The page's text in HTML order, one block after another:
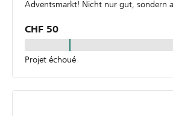
Adventsmarkt! Nicht nur gut, sondern
CHF 50
Projet échoué